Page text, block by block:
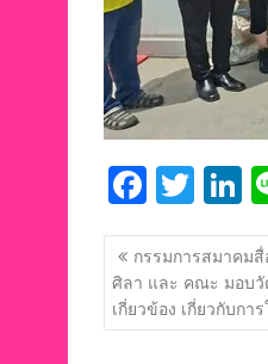
F
ac
e
b
o
T
w
itt
er
n
k
e
แนะแนว
เรื่อง
กรรมการสมาคม
ศิลา และ คณะ มอบวั
เกี่ยวข้อง เกี่ยวกับกา